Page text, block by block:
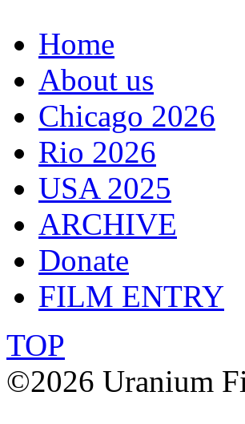
Home
About us
Chicago 2026
Rio 2026
USA 2025
ARCHIVE
Donate
FILM ENTRY
TOP
©2026 Uranium